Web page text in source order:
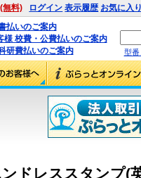
無料) ログイン 表示履歴 お気に入
払いのご案内
様 校費・公費払いのご案内
研費払いのご案内
型番
ドレススタンプ(